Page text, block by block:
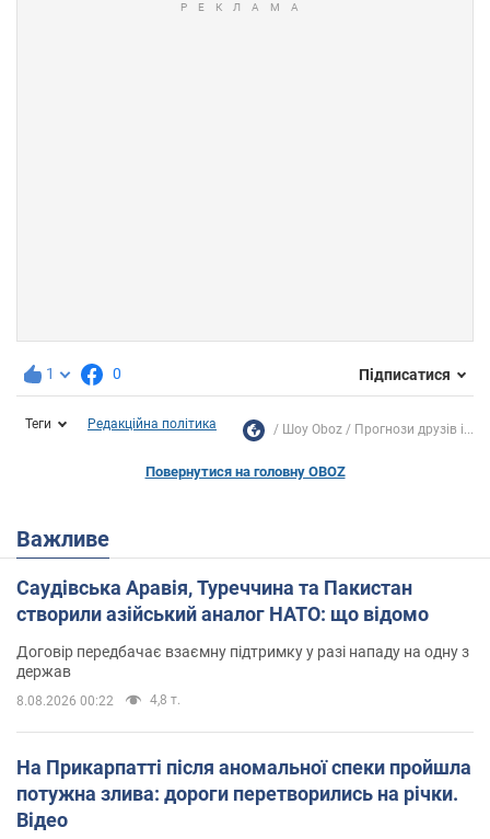
1 0 Підписатися
Теги Редакційна політика Шоу Oboz Прогнози друзів і...
Повернутися на головну OBOZ
Важливе
Саудівська Аравія, Туреччина та Пакистан
створили азійський аналог НАТО: що відомо
Договір передбачає взаємну підтримку у разі нападу на одну з
держав
8.08.2026 00:22 4,8 т.
На Прикарпатті після аномальної спеки пройшла
потужна злива: дороги перетворились на річки.
Відео